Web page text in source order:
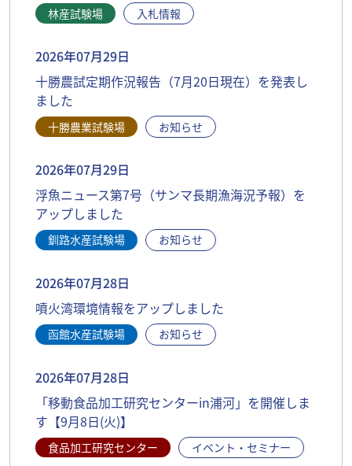
林産試験場 入札情報
2026年07月29日
十勝農試定期作況報告（7月20日現在）を発表し
ました
十勝農業試験場 お知らせ
2026年07月29日
浮魚ニュース第7号（サンマ長期漁海況予報）を
アップしました
釧路水産試験場 お知らせ
2026年07月28日
噴火湾環境情報をアップしました
函館水産試験場 お知らせ
2026年07月28日
「移動食品加工研究センターin浦河」を開催しま
す【9月8日(火)】
食品加工研究センター イベント・セミナー